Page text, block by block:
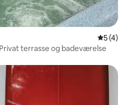
5 ud af 5
5 (4)
terrasse og badeværelse